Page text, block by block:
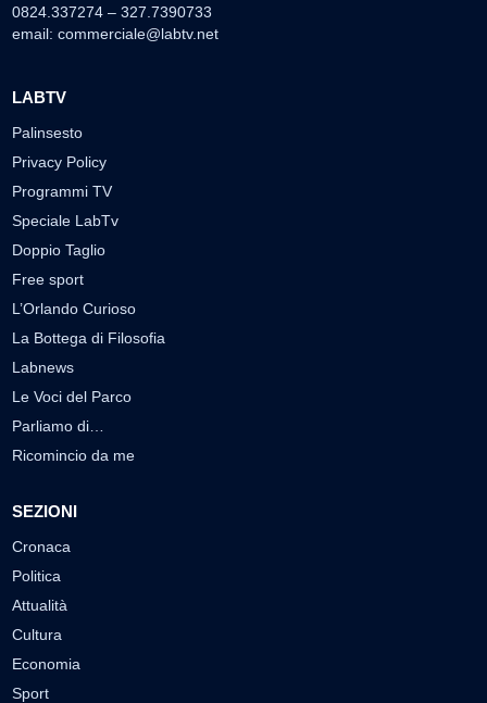
0824.337274 – 327.7390733
email: commerciale@labtv.net
LABTV
Palinsesto
Privacy Policy
Programmi TV
Speciale LabTv
Doppio Taglio
Free sport
L’Orlando Curioso
La Bottega di Filosofia
Labnews
Le Voci del Parco
Parliamo di…
Ricomincio da me
SEZIONI
Cronaca
Politica
Attualità
Cultura
Economia
Sport